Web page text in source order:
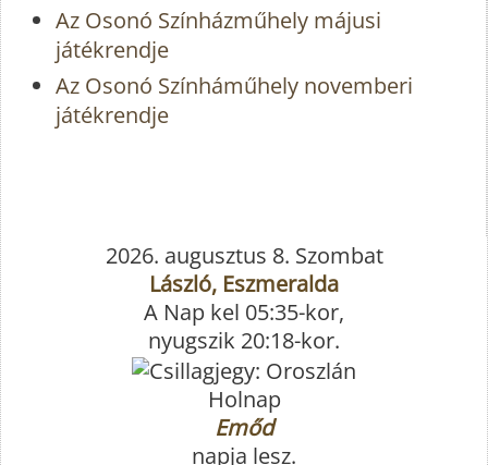
Az Osonó Színházműhely májusi
játékrendje
Az Osonó Színháműhely novemberi
játékrendje
2026. augusztus 8. Szombat
László, Eszmeralda
A Nap kel 05:35-kor,
nyugszik 20:18-kor.
Holnap
Emőd
napja lesz.